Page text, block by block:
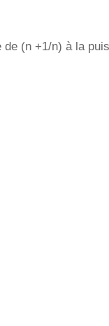
(n +1/n) à la